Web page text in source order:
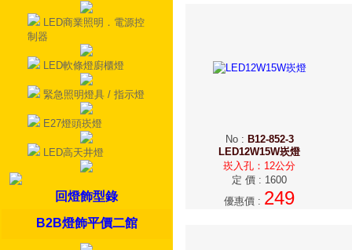
LED商業照明．電源控
制器
LED軟條燈廚櫃燈
緊急照明燈具 / 指示燈
E27燈頭崁燈
LED高天井燈
回燈飾型錄
B2B燈飾平價二館
No: B12-852-3
LED12W15W崁燈
崁入孔：12公分
定 價 : 1600
優惠價 : 249